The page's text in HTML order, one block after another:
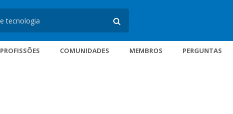
PROFISSÕES COMUNIDADES MEMBROS PERGUNTAS